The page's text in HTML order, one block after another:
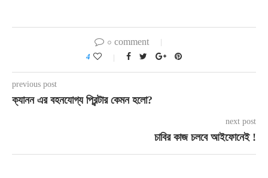
০ comment
4
previous post
ক্যানন এর বহনযোগ্য প্রিন্টার কেমন হলো?
next post
চাবির কাজ চলবে আইফোনেই !